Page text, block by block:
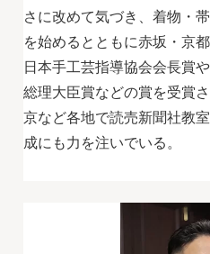
さに改めて気づき、着物・
を始めるとともに赤坂・京
日本手工芸指導協会会長賞
総理大臣賞などの賞を受賞
京など各地で読売新聞社教
成にも力を注いでいる。